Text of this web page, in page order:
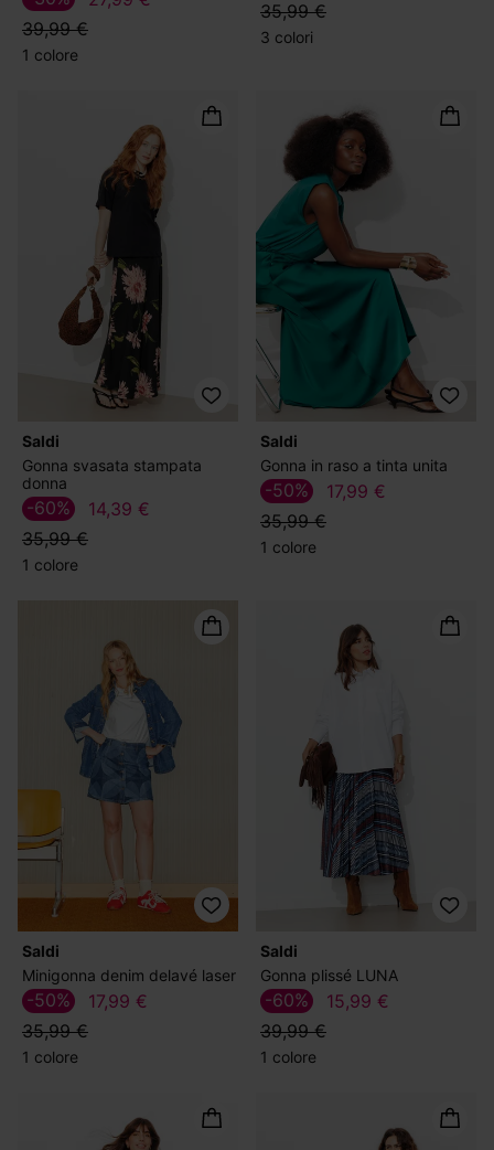
39,99 €
1 colore
35,99 €
3 colori
Saldi
Gonna svasata stampata
donna
14,39 €
35,99 €
-60%
1 colore
Saldi
Gonna in raso a tinta unita
17,99 €
35,99 €
-50%
1 colore
Saldi
Minigonna denim delavé laser
17,99 €
35,99 €
-50%
1 colore
Saldi
Gonna plissé LUNA
15,99 €
39,99 €
-60%
1 colore